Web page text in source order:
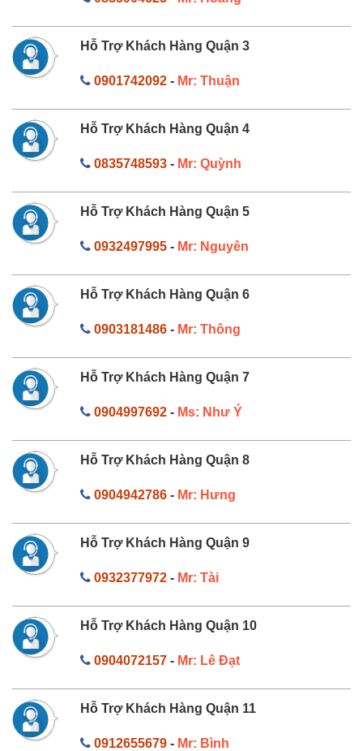
Hỗ Trợ Khách Hàng Quận 3
0901742092- Mr: Thuận
Hỗ Trợ Khách Hàng Quận 4
0835748593- Mr: Quỳnh
Hỗ Trợ Khách Hàng Quận 5
0932497995- Mr: Nguyên
Hỗ Trợ Khách Hàng Quận 6
0903181486- Mr: Thông
Hỗ Trợ Khách Hàng Quận 7
0904997692- Ms: Như Ý
Hỗ Trợ Khách Hàng Quận 8
0904942786- Mr: Hưng
Hỗ Trợ Khách Hàng Quận 9
0932377972- Mr: Tài
Hỗ Trợ Khách Hàng Quận 10
0904072157- Mr: Lê Đạt
Hỗ Trợ Khách Hàng Quận 11
0912655679- Mr: Bình